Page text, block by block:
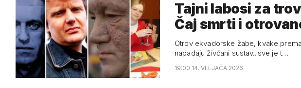
Tajni labosi za
Čaj smrti i
Otrov ekvadorske žabe, kvake
napadaju živčani sustav...sve je t…
19:00 14. VELJAČA 2026.